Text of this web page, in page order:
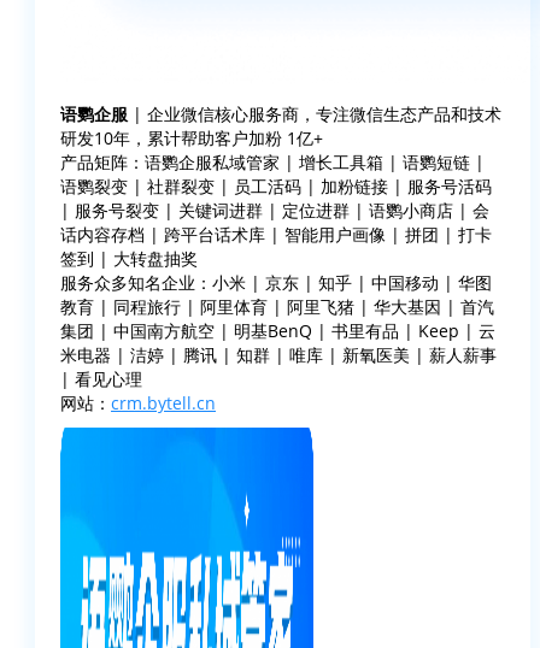
语鹦企服 | 企业微信核心服务商，专注微信生态产品和技术
研发10年，累计帮助客户加粉 1亿+
产品矩阵：语鹦企服私域管家 | 增长工具箱 | 语鹦短链 |
语鹦裂变 | 社群裂变 | 员工活码 | 加粉链接 | 服务号活码
| 服务号裂变 | 关键词进群 | 定位进群 | 语鹦小商店 | 会
话内容存档 | 跨平台话术库 | 智能用户画像 | 拼团 | 打卡
签到 | 大转盘抽奖
服务众多知名企业：小米 | 京东 | 知乎 | 中国移动 | 华图
教育 | 同程旅行 | 阿里体育 | 阿里飞猪 | 华大基因 | 首汽
集团 | 中国南方航空 | 明基BenQ | 书里有品 | Keep | 云
米电器 | 洁婷 | 腾讯 | 知群 | 唯库 | 新氧医美 | 薪人薪事
| 看见心理
网站： crm.bytell.cn